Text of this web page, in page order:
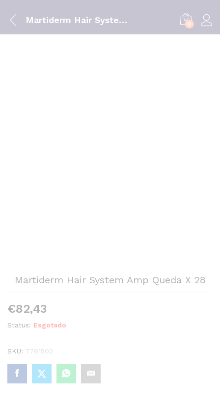
Martiderm Hair System Amp Queda X 28 0
Martiderm Hair System Amp Queda X 28
€82,43
Status: Esgotado
SKU: 7761502